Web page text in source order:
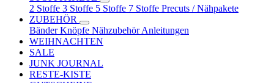
2 Stoffe 3 Stoffe 5 Stoffe 7 Stoffe Precuts / Nähpakete
ZUBEHÖR
BänderKnöpfe NähzubehörAnleitungen
WEIHNACHTEN
SALE
JUNK JOURNAL
RESTE-KISTE